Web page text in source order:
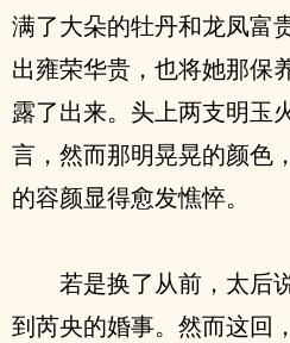
满了大朵的牡丹和龙凤富
出雍荣华贵，也将她那保
露了出来。头上两支明玉
言，然而那明晃晃的颜色
的容颜显得愈发憔悴。
若是换了从前，太后
到芮央的婚事。然而这回